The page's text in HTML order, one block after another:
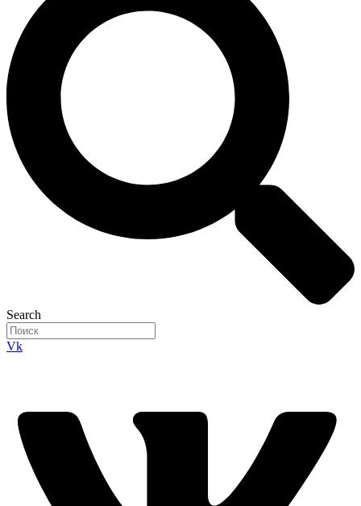
Search
Vk